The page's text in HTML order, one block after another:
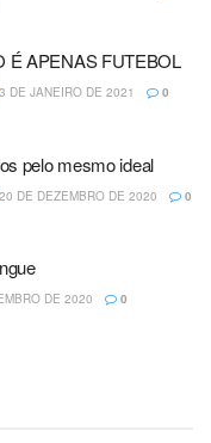
É APENAS FUTEBOL
3 DE JANEIRO DE 2021 0
pelo mesmo ideal
20 DE DEZEMBRO DE 2020 0
DE 2020 0